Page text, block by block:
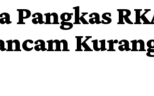
Pangkas